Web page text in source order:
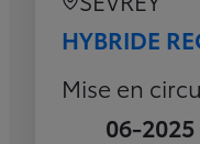
HYBRIDE
Mise en
06-2025